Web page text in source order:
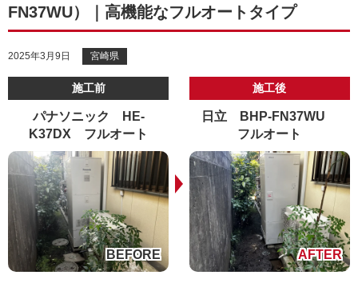
FN37WU）｜高機能なフルオートタイプ
2025年3月9日 宮崎県
施工前
パナソニック HE-
K37DX フルオート
施工後
日立 BHP-FN37WU
フルオート